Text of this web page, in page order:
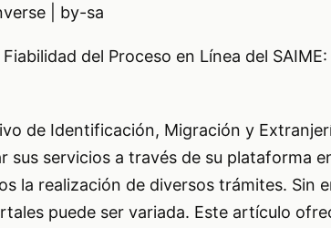
| by-sa
del Proceso en Línea del
de Identificación, Migración y
sus servicios a través de su plataforma
la realización de diversos trámites. Sin
puede ser variada. Este artículo